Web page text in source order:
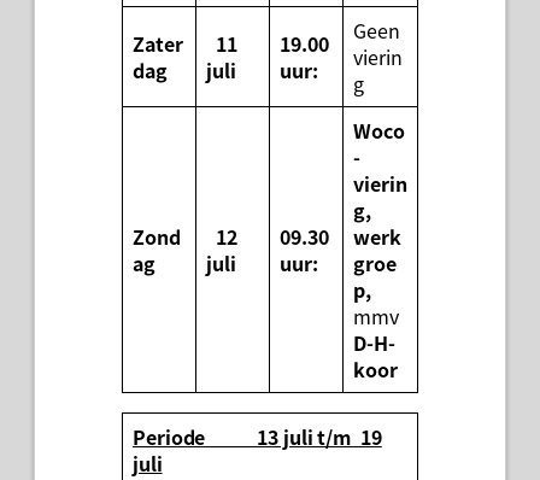
Zater
dag
11
juli
19.00
uur:
Geen
vierin
g
Zond
ag
12
juli
09.30
uur:
Woco
-
vierin
g,
werk
groe
p,
mmv
D-H-
koor
Periode 13 juli t/m 19
juli